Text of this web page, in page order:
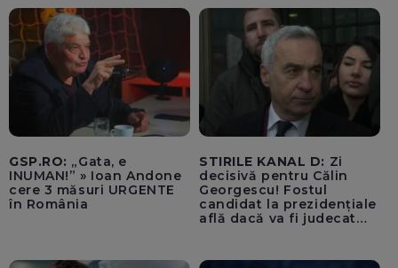
Bucegi și despre care
germanii au crezut că e
posibilă „poate doar în
Elveția” - VIDEO
GSP.RO: „Gata, e
INUMAN!” » Ioan Andone
cere 3 măsuri URGENTE
în România
STIRILE KANAL D: Zi
decisivă pentru Călin
Georgescu! Fostul
candidat la prezidențiale
află dacă va fi judecat